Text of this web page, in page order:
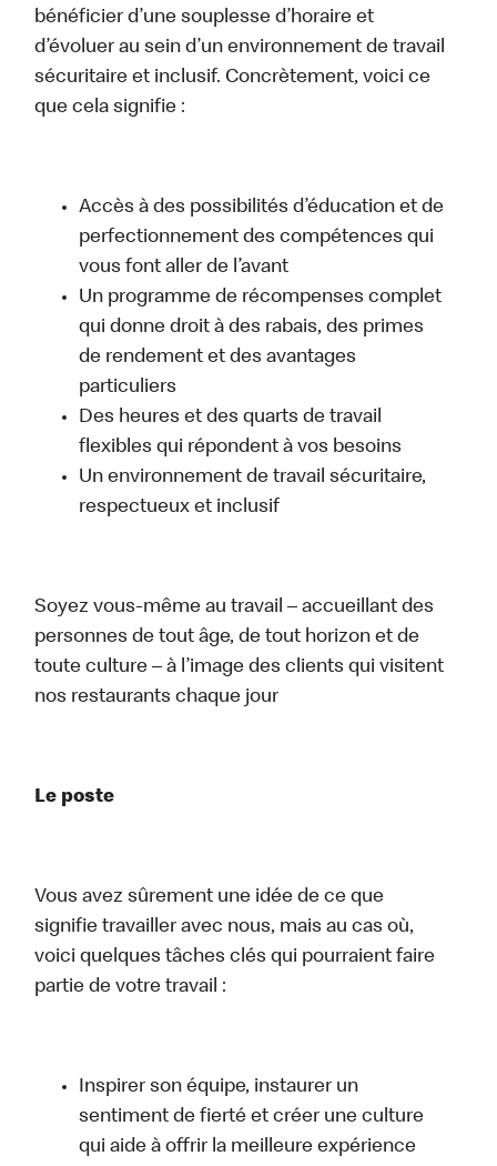
bénéficier d’une souplesse d’horaire et
d’évoluer au sein d’un environnement de travail
sécuritaire et inclusif. Concrètement, voici ce
que cela signifie :
Accès à des possibilités d’éducation et de
perfectionnement des compétences qui
vous font aller de l’avant
Un programme de récompenses complet
qui donne droit à des rabais, des primes
de rendement et des avantages
particuliers
Des heures et des quarts de travail
flexibles qui répondent à vos besoins
Un environnement de travail sécuritaire,
respectueux et inclusif
Soyez vous-même au travail – accueillant des
personnes de tout âge, de tout horizon et de
toute culture – à l’image des clients qui visitent
nos restaurants chaque jour
Le poste
Vous avez sûrement une idée de ce que
signifie travailler avec nous, mais au cas où,
voici quelques tâches clés qui pourraient faire
partie de votre travail :
Inspirer son équipe, instaurer un
sentiment de fierté et créer une culture
qui aide à offrir la meilleure expérience